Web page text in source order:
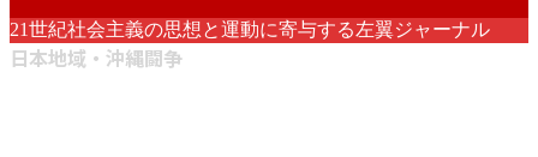
21世紀社会主義の思想と運動に寄与する左翼ジャーナル
日本地域・沖縄闘争